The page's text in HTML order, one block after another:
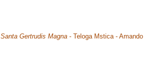
Santa Gertrudis Magna - Teloga Mstica -